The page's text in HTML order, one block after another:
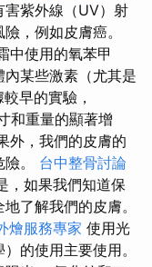
害紫外線（UV）射
，例如皮膚癌。
中使用的氧苯甲
某些激素（尤其是
早的實驗，
和重量的顯著增
外，我們的皮膚的
。 台中整骨討論
，如果我們知道保
了解我們的皮膚。
燴服務專家 使用光
的使用主要使用。